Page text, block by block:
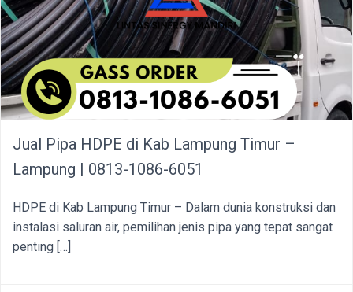
Jual Pipa HDPE di Kab Lampung Timur –
Lampung | 0813-1086-6051
HDPE di Kab Lampung Timur – Dalam dunia konstruksi dan
instalasi saluran air, pemilihan jenis pipa yang tepat sangat
penting […]